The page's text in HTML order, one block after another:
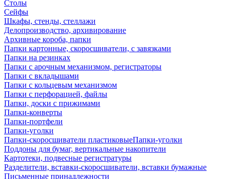
Столы
Сейфы
Шкафы, стенды, стеллажи
Делопроизводство, архивирование
Архивные короба, папки
Папки картонные, скоросшиватели, с завязками
Папки на резинках
Папки с арочным механизмом, регистраторы
Папки с вкладышами
Папки с кольцевым механизмом
Папки с перфорацией, файлы
Папки, доски с прижимами
Папки-конверты
Папки-портфели
Папки-уголки
Папки-скоросшиватели пластиковыеПапки-уголки
Поддоны для бумаг, вертикальные накопители
Картотеки, подвесные регистратуры
Разделители, вставки-скоросшиватели, вставки бумажные
Письменные принадлежности